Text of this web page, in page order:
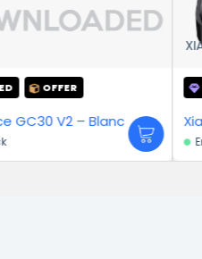
LIMITED
Xiaomi Redmi Buds 5 – Noir